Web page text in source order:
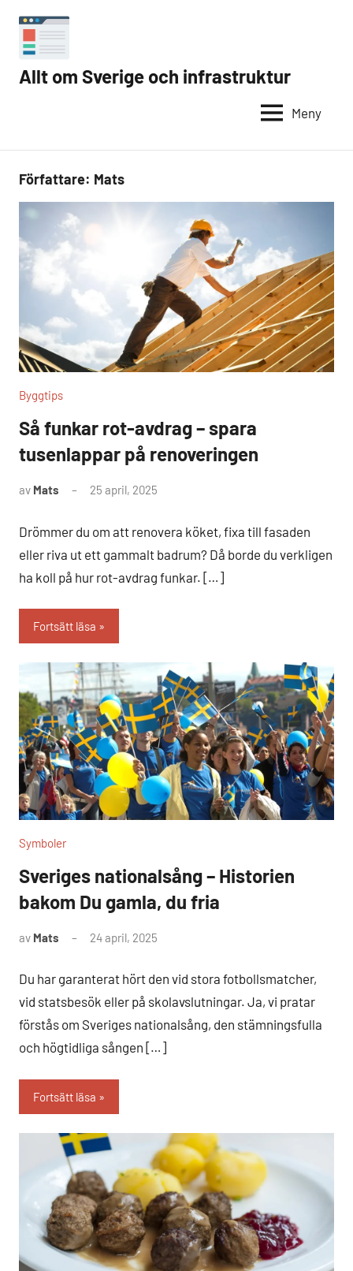
innehåll
Allt om Sverige och infrastruktur
Internet
Meny
Författare: Mats
Byggtips
Så funkar rot-avdrag – spara
tusenlappar på renoveringen
av Mats 25 april, 2025
Drömmer du om att renovera köket, fixa till fasaden
eller riva ut ett gammalt badrum? Då borde du verkligen
ha koll på hur rot-avdrag funkar. […]
Fortsätt läsa
Symboler
Sveriges nationalsång – Historien
bakom Du gamla, du fria
av Mats 24 april, 2025
Du har garanterat hört den vid stora fotbollsmatcher,
vid statsbesök eller på skolavslutningar. Ja, vi pratar
förstås om Sveriges nationalsång, den stämningsfulla
och högtidliga sången […]
Fortsätt läsa